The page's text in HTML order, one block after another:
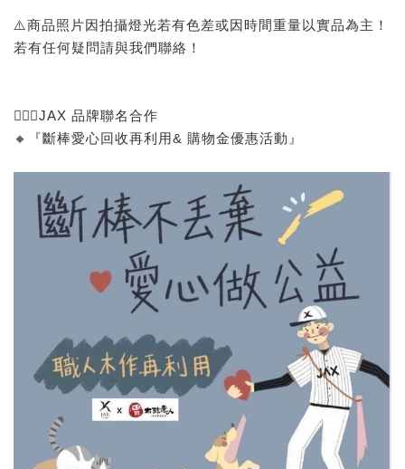
⚠️商品照片因拍攝燈光若有色差或因時間重量以實品為主！
若有任何疑問請與我們聯絡！
🙅🏻‍♂️JAX 品牌聯名合作
🔸『斷棒愛心回收再利用& 購物金優惠活動』